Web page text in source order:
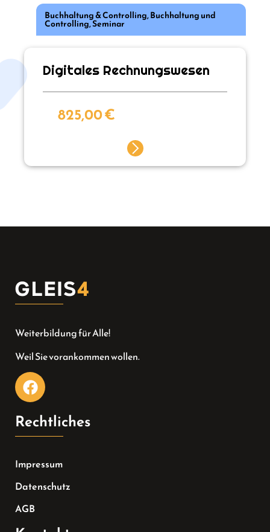
Buchhaltung & Controlling,Buchhaltung und
Controlling,Seminar
Digitales Rechnungswesen
825,00€
Weiterbildung für Alle!
Weil Sie vorankommen wollen.
Rechtliches
Impressum
Datenschutz
AGB